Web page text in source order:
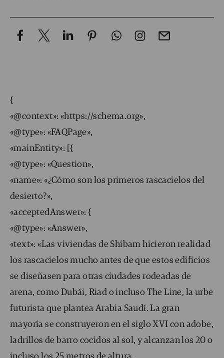
{
«@context»: «https://schema.org»,
«@type»: «FAQPage»,
«mainEntity»: [{
«@type»: «Question»,
«name»: «¿Cómo son los primeros rascacielos del
desierto?»,
«acceptedAnswer»: {
«@type»: «Answer»,
«text»: «Las viviendas de Shibam hicieron realidad
los rascacielos mucho antes de que estos edificios
se diseñasen para otras ciudades rodeadas de
arena, como Dubái, Riad o incluso The Line, la urbe
futurista que plantea Arabia Saudí. La gran
mayoría se construyeron en el siglo XVI con adobe,
ladrillos de barro cocidos al sol, y alcanzan los 20 o